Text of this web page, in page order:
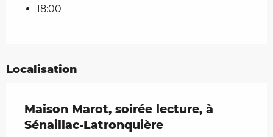
18:00
Localisation
Maison Marot, soirée lecture, à
Sénaillac-Latronquière